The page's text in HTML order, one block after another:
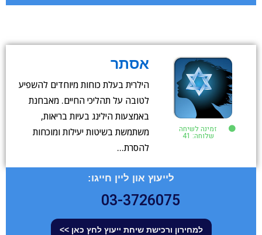
זמינה לשיחה
שלוחה: 41
אסתר
הילרית בעלת כוחות מיוחדים להשפיע
לטובה על תהליכי החיים. מאבחנת
באמצעות הילינג בעיות בריאות,
משתמשת בשיטות יעילות ומוכחות
להסרת…
לייעוץ און ליין חייגו:
03-3726075
למחירון ורכישת שיחת ייעוץ לחץ כאן >>